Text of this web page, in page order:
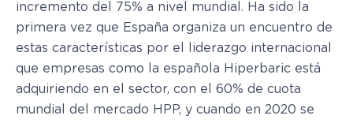
incremento del 75% a nivel mundial. Ha sido la
primera vez que España organiza un encuentro de
estas características por el liderazgo internacional
que empresas como la española Hiperbaric está
adquiriendo en el sector, con el 60% de cuota
mundial del mercado HPP, y cuando en 2020 se